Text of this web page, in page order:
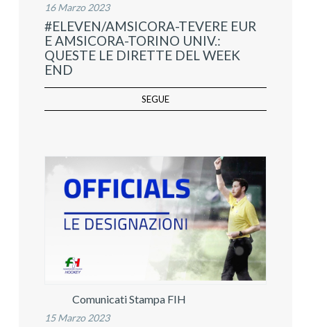
16 Marzo 2023
#ELEVEN/AMSICORA-TEVERE EUR
E AMSICORA-TORINO UNIV.:
QUESTE LE DIRETTE DEL WEEK
END
SEGUE
Comunicati Stampa FIH
15 Marzo 2023